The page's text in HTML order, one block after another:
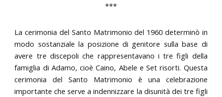
***
La cerimonia del Santo Matrimonio del 1960 determinò in
modo sostanziale la posizione di genitore sulla base di
avere tre discepoli che rappresentavano i tre figli della
famiglia di Adamo, cioè Caino, Abele e Set risorti. Questa
cerimonia del Santo Matrimonio è una celebrazione
importante che serve a indennizzare la disunità dei tre figli